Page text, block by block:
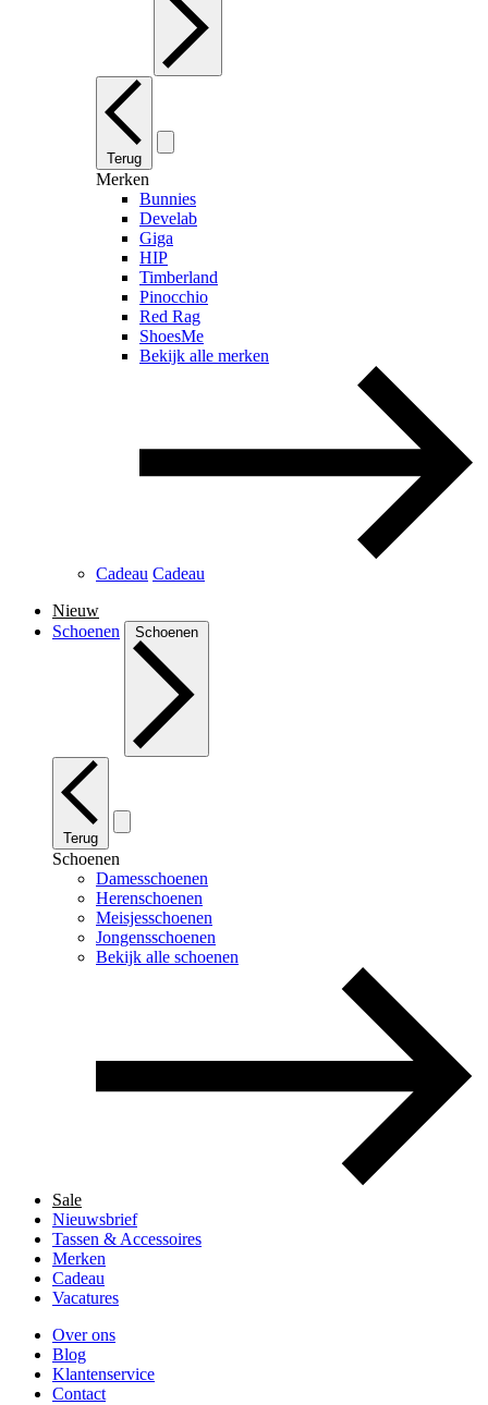
Terug
Merken
Bunnies
Develab
Giga
HIP
Timberland
Pinocchio
Red Rag
ShoesMe
Bekijk alle merken
Cadeau Cadeau
Nieuw
Schoenen
Schoenen
Terug
Schoenen
Damesschoenen
Herenschoenen
Meisjesschoenen
Jongensschoenen
Bekijk alle schoenen
Sale
Nieuwsbrief
Tassen & Accessoires
Merken
Cadeau
Vacatures
Over ons
Blog
Klantenservice
Contact